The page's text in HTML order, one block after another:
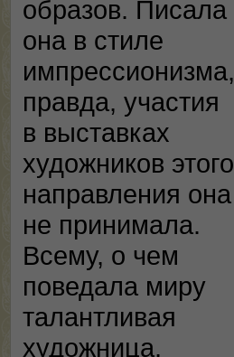
образов. Писала
она в стиле
импрессионизма,
правда, участия
в выставках
художников этого
направления она
не принимала.
Всему, о чем
поведала миру
талантливая
художница,